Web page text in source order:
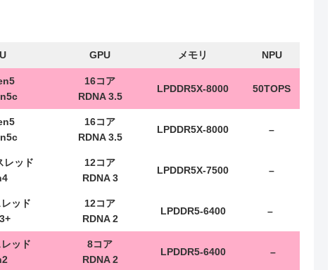
GPU メモリ NPU
16コア
RDNA 3.5
LPDDR5X-8000 50TOPS
16コア
RDNA 3.5
LPDDR5X-8000 –
レッド
12コア
RDNA 3
LPDDR5X-7500 –
ッド
12コア
RDNA 2
LPDDR5-6400 –
ッド
8コア
RDNA 2
LPDDR5-6400 –